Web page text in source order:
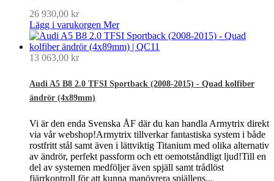
26 930,00 kr
Lägg i varukorgen Mer
13 063,00 kr
Audi A5 B8 2.0 TFSI Sportback (2008-2015) - Quad kolfiber
ändrör (4x89mm)
Vi är den enda Svenska ÅF där du kan handla Armytrix direkt
via vår webshop!Armytrix tillverkar fantastiska system i både
rostfritt stål samt även i lättviktig Titanium med olika alternativ
av ändrör, perfekt passform och ett oemotståndligt ljud!Till en
del av systemen medföljer även spjäll samt trådlöst
fjärrkontroll för att kunna manövrera spjällens...